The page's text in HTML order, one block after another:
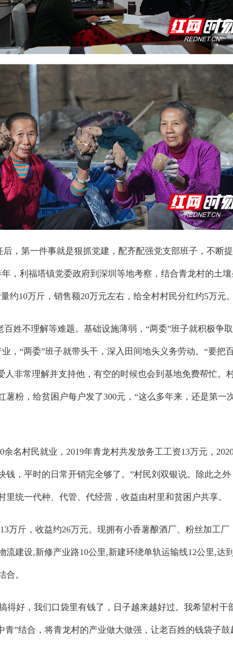
第一件事就是狠抓党建，配齐配强党支部班子，不断
，利福塔镇党委政府到深圳等地考察，结合青龙村的土
约10万斤，销售额20万元左右，给全村村民分红约5万元。
不理解等难题。基础设施薄弱，“两委”班子就积极争
，“两委”班子就带头干，深入田间地头义务劳动。“要
非常理解并支持他，有空的时候也会到基地免费帮忙
粉，给贫困户每户发了300元，“这么多年来，还是第
村民就业，2019年青龙村共发放务工工资13万元，
，平时的日常开销完全够了。”村民刘双银说。除此之
统一代种、代管、代经营，收益由村里和贫困户共享。
斤，收益约26万元。现拥有小香薯酿酒厂、粉丝加工厂
建设,新修产业路10公里,新建环绕单轨运输线12公里,
。
好，我们口袋里有钱了，日子越来越好过。我希望村干
”结合，将青龙村的产业做大做强，让老百姓的钱袋子鼓